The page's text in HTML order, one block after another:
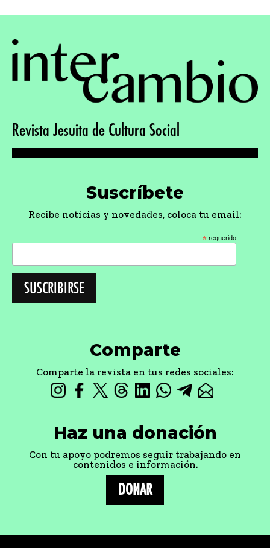
Revista Jesuita de Cultura Social
Suscríbete
Recibe noticias y novedades, coloca tu email:
* requerido
Comparte
Comparte la revista en tus redes sociales:
Haz una donación
Con tu apoyo podremos seguir trabajando en
contenidos e información.
DONAR